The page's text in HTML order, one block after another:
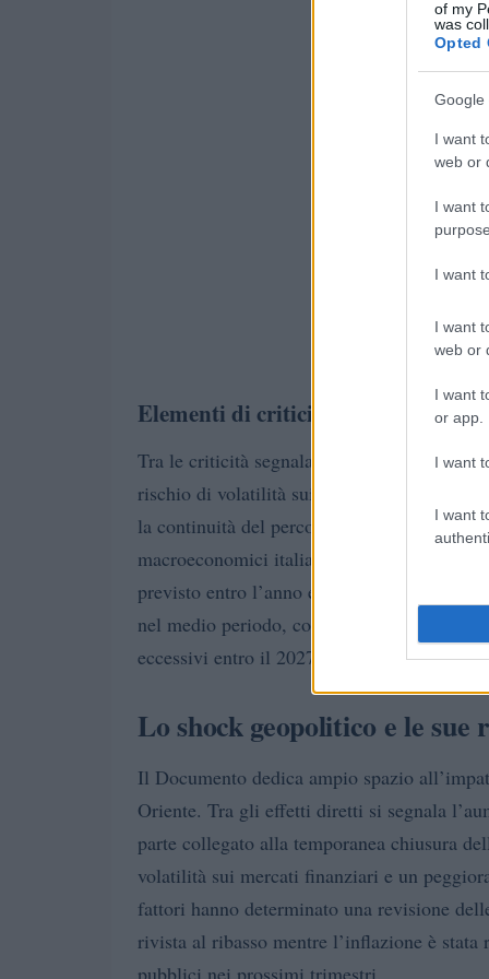
of my
was
Opted
Google
I want
web or
I want
I want
I want
web or
I want
or app.
I want
I want
Elementi di criticità e punti di forza
Tra le criticità segnalate figurano la
rischio di volatilità sui mercati dei titoli di
la continuità del percorso di
macroeconomici italiani. In particolare, il
previsto entro l’anno e che il
nel medio periodo, condizione essenziale
eccessivi entro il 2027.
Lo shock geopolitico e le sue
Il Documento dedica ampio spazio
Oriente. Tra gli effetti diretti si segnala
parte collegato alla temporanea chiusura
volatilità sui mercati finanziari e un
fattori hanno determinato una revisione
rivista al ribasso mentre l’inflazione è